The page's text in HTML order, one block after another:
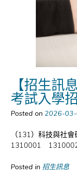
【招生訊
考試入學
Posted on 2026-
（131）科技與社
1310001
Posted in 招生訊息